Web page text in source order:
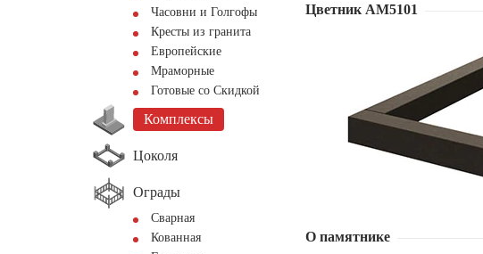
Часовни и Голгофы
Кресты из гранита
Европейские
Мраморные
Готовые со Скидкой
Комплексы
Цоколя
Ограды
Сварная
Кованная
Цветник АМ5101
О памятнике